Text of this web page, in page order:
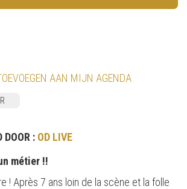
AAN MIJN AGENDA
DOOR : OD LIVE
métier !!
! Après 7 ans loin de la scène et la folle